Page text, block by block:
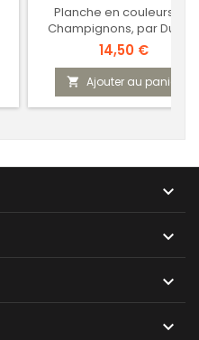
Planche en couleurs de
Champignons, par Dufour
Prix
14,50 €
 Ajouter au panier



